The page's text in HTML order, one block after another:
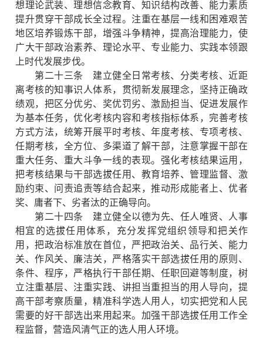
想理论武装、理想信念教育、知识结构改善、能力素质
提升贯穿干部成长全过程。注重在基层一线和困难艰苦
地区培养锻炼干部，增强斗争精神，提高治理能力，使
广大干部政治素养、理论水平、专业能力、实践本领跟
上时代发展步伐。
第二十三条 建立健全日常考核、分类考核、近距
离考核的知事识人体系，贯彻新发展理念，坚持正确政
绩观，把区分优劣、奖优罚劣、激励担当、促进发展作
为基本任务，优化考核内容和考核指标体系，完善考核
方式方法，统筹开展平时考核、年度考核、专项考核、
任期考核，全方位、多渠道了解干部，注意掌握干部在
重大任务、重大斗争一线的表现。强化考核结果运用，
把考核结果与干部选拔任用、教育培养、管理监督、激
励约束、问责追责等结合起来，推动形成能者上、优者
奖、庸者下、劣者汰的正确导向。
第二十四条 建立健全以德为先、任人唯贤、人事
相宜的选拔任用体系，充分发挥党组织领导和把关作
用，把政治标准放在首位，严把政治关、品行关、能力
关、作风关、廉洁关，严格落实干部选拔任用的原则、
条件、程序，严格执行干部任期、任职回避等制度，树
立注重基层、注重实践、讲担当重担当的用人导向，提
高干部考察质量，精准科学选人用人，切实把党和人民
需要的好干部选出来用起来。加强干部选拔任用工作全
程监督，营造风清气正的选人用人环境。